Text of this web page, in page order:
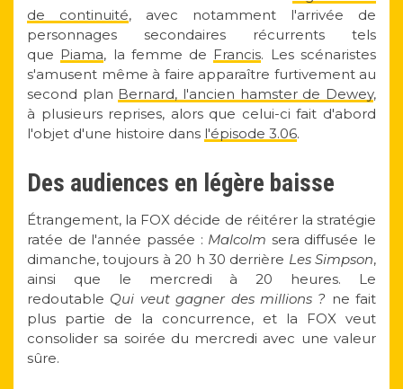
de continuité, avec notamment l'arrivée de
personnages secondaires récurrents tels
que Piama, la femme de Francis. Les scénaristes
s'amusent même à faire apparaître furtivement au
second plan Bernard, l'ancien hamster de Dewey,
à plusieurs reprises, alors que celui-ci fait d'abord
l'objet d'une histoire dans l'épisode 3.06.
Des audiences en légère baisse
Étrangement, la FOX décide de réitérer la stratégie
ratée de l'année passée : Malcolm sera diffusée le
dimanche, toujours à 20 h 30 derrière Les Simpson,
ainsi que le mercredi à 20 heures. Le
redoutable Qui veut gagner des millions ? ne fait
plus partie de la concurrence, et la FOX veut
consolider sa soirée du mercredi avec une valeur
sûre.